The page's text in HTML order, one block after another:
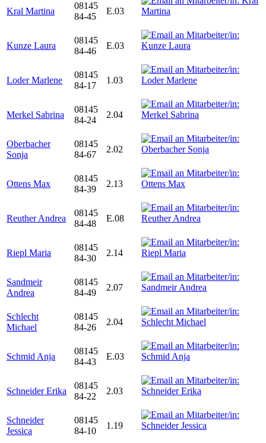
Kral Martina
08145
84-45
E.03
Kunze Laura
08145
84-46
E.03
Loder Marlene
08145
84-17
1.03
Merkel Sabrina
08145
84-24
2.04
Oberbacher
Sonja
08145
84-67
2.02
Ottens Max
08145
84-39
2.13
Reuther Andrea
08145
84-48
E.08
Riepl Maria
08145
84-30
2.14
Sandmeir
Andrea
08145
84-49
2.07
Schlecht
Michael
08145
84-26
2.04
Schmid Anja
08145
84-43
E.03
Schneider Erika
08145
84-22
2.03
Schneider
Jessica
08145
84-10
1.19